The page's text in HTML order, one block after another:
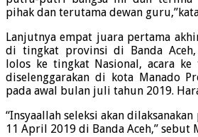
pihak dan terutama dewan
Lanjutnya empat juara pertama
di tingkat provinsi di Banda Aceh,
lolos ke tingkat Nasional, acara
diselenggarakan di kota Manado
pada awal bulan juli tahun 2019.
“Insyaallah seleksi akan
11 April 2019 di Banda Aceh,” sebut